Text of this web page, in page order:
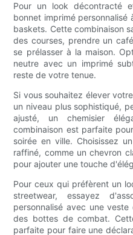
Pour un look décontracté
bonnet imprimé
baskets. Cette combinaison
des courses, prendre un
se prélasser à la maison.
neutre avec un imprimé
reste de votre tenue.
Si vous souhaitez élever
un niveau plus sophistiqué,
ajusté, un chemisier
combinaison est parfaite
soirée en ville. Choisissez
raffiné, comme un chevron
pour ajouter une touche
Pour ceux qui préfèrent un
streetwear, essayez
personnalisé avec une
des bottes de combat.
parfaite pour faire une